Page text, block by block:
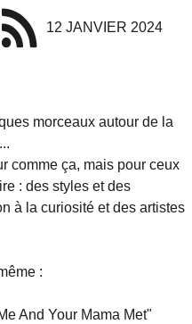
12 JANVIER 2024
morceaux autour de la
comme ça, mais pour ceux
: des styles et des
à la curiosité et des artistes
:
And Your Mama Met"